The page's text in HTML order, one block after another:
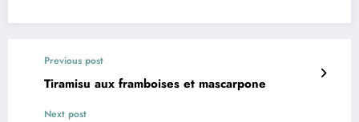
Previous post
Tiramisu aux framboises et mascarpone
Next post